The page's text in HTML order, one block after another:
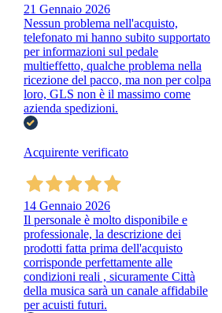
21 Gennaio 2026
Nessun problema nell'acquisto,
telefonato mi hanno subito supportato
per informazioni sul pedale
multieffetto, qualche problema nella
ricezione del pacco, ma non per colpa
loro, GLS non è il massimo come
azienda spedizioni.
Acquirente verificato
14 Gennaio 2026
Il personale è molto disponibile e
professionale, la descrizione dei
prodotti fatta prima dell'acquisto
corrisponde perfettamente alle
condizioni reali , sicuramente Città
della musica sarà un canale affidabile
per acuisti futuri.